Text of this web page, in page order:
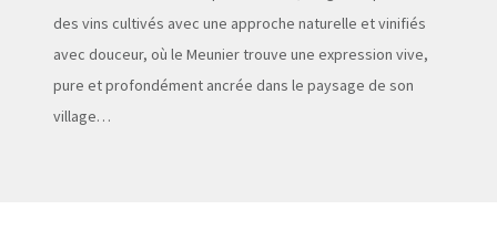
des vins cultivés avec une approche naturelle et vinifiés
avec douceur, où le Meunier trouve une expression vive,
pure et profondément ancrée dans le paysage de son
village…